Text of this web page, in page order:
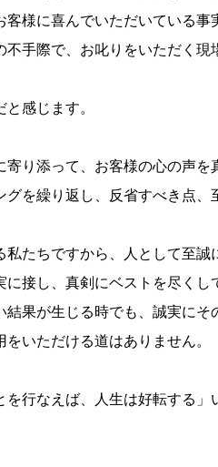
に喜んでいただいている事
手際で、お叱りをいただく現
感じます。
り添って、お客様の心の声
グを繰り返し、反省すべき点
たちですから、人として至誠
接し、真剣にベストを尽くし
果が生じる時でも、誠実にそ
いただける道はありません。
を行なえば、人生は好転する」